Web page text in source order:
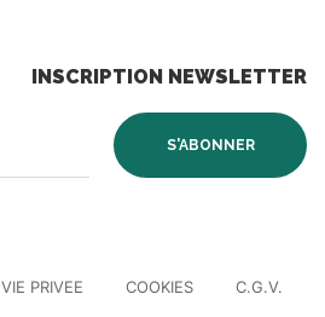
INSCRIPTION NEWSLETTER
VIE PRIVEE COOKIES C.G.V.